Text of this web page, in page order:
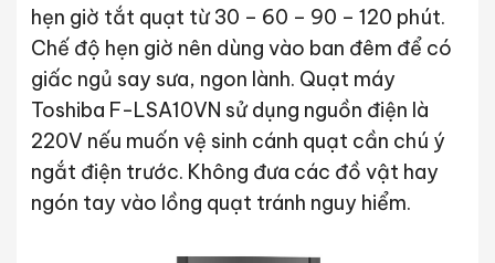
hẹn giờ tắt quạt từ 30 – 60 – 90 – 120 phút.
Chế độ hẹn giờ nên dùng vào ban đêm để có
giấc ngủ say sưa, ngon lành. Quạt máy
Toshiba F-LSA10VN sử dụng nguồn điện là
220V nếu muốn vệ sinh cánh quạt cần chú ý
ngắt điện trước. Không đưa các đồ vật hay
ngón tay vào lồng quạt tránh nguy hiểm.